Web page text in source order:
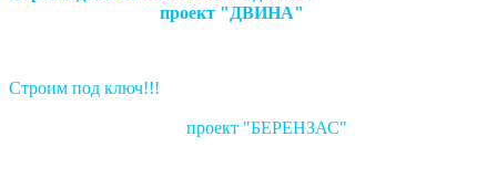
проект "ДВИНА"
Строим под ключ!!!
проект "БЕРЕНЗАС"